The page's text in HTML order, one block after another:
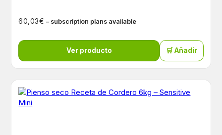
60,03€ – subscription plans available
Ver producto 🛒 Añadir